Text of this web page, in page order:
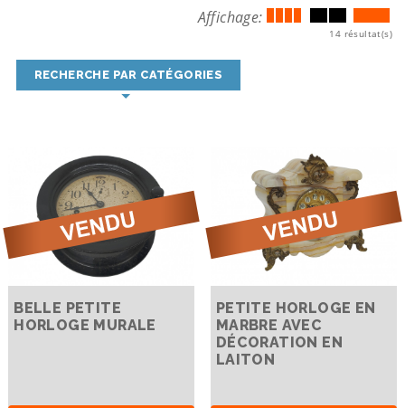
Affichage:
14 résultat(s)
RECHERCHE PAR CATÉGORIES
BELLE PETITE
HORLOGE MURALE
PETITE HORLOGE EN
MARBRE AVEC
DÉCORATION EN
LAITON